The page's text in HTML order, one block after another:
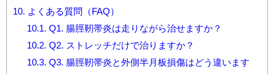
10. よくある質問（FAQ）
10.1. Q1. 腸脛靭帯炎は走りながら治せますか？
10.2. Q2. ストレッチだけで治りますか？
10.3. Q3. 腸脛靭帯炎と外側半月板損傷はどう違います